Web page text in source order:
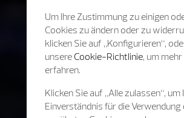
Um Ihre Zustimmung zu einigen
Cookies zu ändern oder zu
klicken Sie auf „Konfigurieren“,
unsere Cookie-Richtlinie, um
erfahren.
Klicken Sie auf „Alle zulassen“, um
Einverständnis für die Verwendung